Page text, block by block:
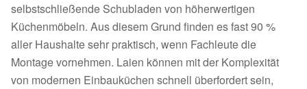
selbstschließende Schubladen von höherwertigen
Küchenmöbeln. Aus diesem Grund finden es fast 90 %
aller Haushalte sehr praktisch, wenn Fachleute die
Montage vornehmen. Laien können mit der Komplexität
von modernen Einbauküchen schnell überfordert sein,